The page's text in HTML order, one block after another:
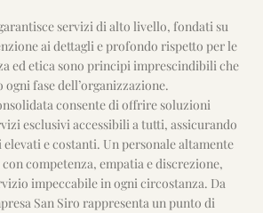
servizi di alto livello, fondati su
ai dettagli e profondo rispetto per le
ed etica sono principi imprescindibili che
ogni fase dell’organizzazione.
consente di offrire soluzioni
esclusivi accessibili a tutti, assicurando
e costanti. Un personale altamente
competenza, empatia e discrezione,
impeccabile in ogni circostanza. Da
San Siro rappresenta un punto di